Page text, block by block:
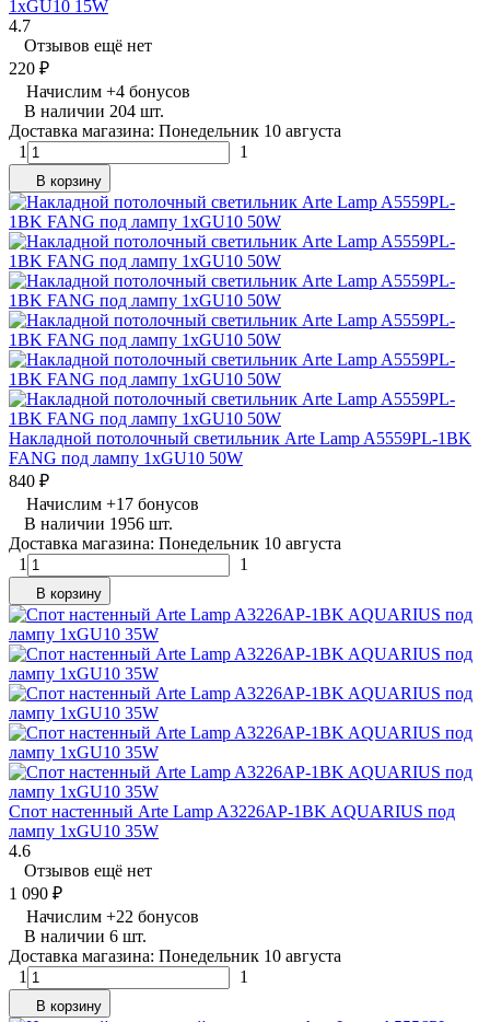
1xGU10 15W
4.7
Отзывов ещё нет
220 ₽
Начислим +4 бонусов
В наличии 204 шт.
Доставка магазина: Понедельник 10 августа
1
1
В корзину
Накладной потолочный светильник Arte Lamp A5559PL-1BK
FANG под лампу 1xGU10 50W
840 ₽
Начислим +17 бонусов
В наличии 1956 шт.
Доставка магазина: Понедельник 10 августа
1
1
В корзину
Спот настенный Arte Lamp A3226AP-1BK AQUARIUS под
лампу 1xGU10 35W
4.6
Отзывов ещё нет
1 090 ₽
Начислим +22 бонусов
В наличии 6 шт.
Доставка магазина: Понедельник 10 августа
1
1
В корзину